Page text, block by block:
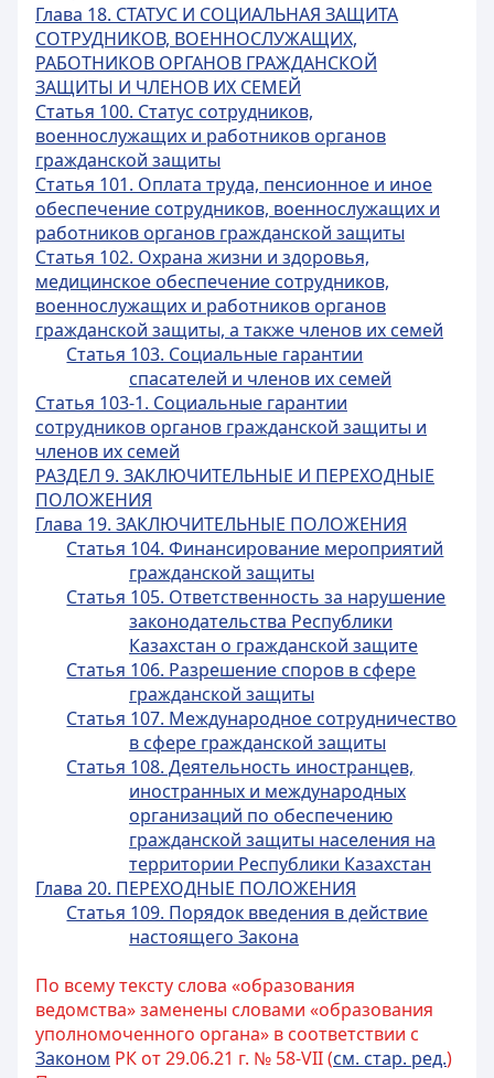
Глава 18. СТАТУС И СОЦИАЛЬНАЯ ЗАЩИТА
СОТРУДНИКОВ, ВОЕННОСЛУЖАЩИХ,
РАБОТНИКОВ ОРГАНОВ ГРАЖДАНСКОЙ
ЗАЩИТЫ И ЧЛЕНОВ ИХ СЕМЕЙ
Статья 100. Статус сотрудников,
военнослужащих и работников органов
гражданской защиты
Статья 101. Оплата труда, пенсионное и иное
обеспечение сотрудников, военнослужащих и
работников органов гражданской защиты
Статья 102. Охрана жизни и здоровья,
медицинское обеспечение сотрудников,
военнослужащих и работников органов
гражданской защиты, а также членов их семей
Статья 103. Социальные гарантии
спасателей и членов их семей
Статья 103-1. Социальные гарантии
сотрудников органов гражданской защиты и
членов их семей
РАЗДЕЛ 9. ЗАКЛЮЧИТЕЛЬНЫЕ И ПЕРЕХОДНЫЕ
ПОЛОЖЕНИЯ
Глава 19. ЗАКЛЮЧИТЕЛЬНЫЕ ПОЛОЖЕНИЯ
Статья 104. Финансирование мероприятий
гражданской защиты
Статья 105. Ответственность за нарушение
законодательства Республики
Казахстан о гражданской защите
Статья 106. Разрешение споров в сфере
гражданской защиты
Статья 107. Международное сотрудничество
в сфере гражданской защиты
Статья 108. Деятельность иностранцев,
иностранных и международных
организаций по обеспечению
гражданской защиты населения на
территории Республики Казахстан
Глава 20. ПЕРЕХОДНЫЕ ПОЛОЖЕНИЯ
Статья 109. Порядок введения в действие
настоящего Закона
По всему тексту слова «образования
ведомства» заменены словами «образования
уполномоченного органа» в соответствии с
Законом РК от 29.06.21 г. № 58-VII (см. стар. ред.)